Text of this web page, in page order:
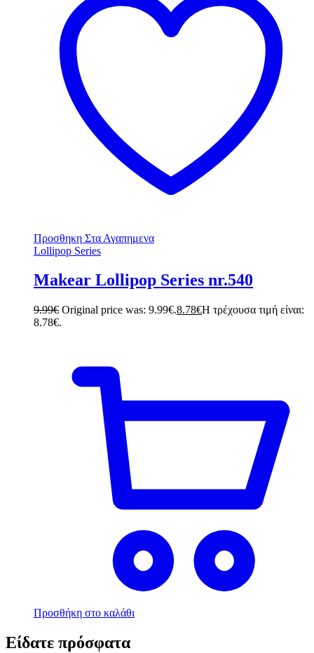
Προσθηκη Στα Αγαπημενα
Lollipop Series
Makear Lollipop Series nr.540
9.99€ Original price was: 9.99€.8.78€Η τρέχουσα τιμή είναι:
8.78€.
Προσθήκη στο καλάθι
Είδατε πρόσφατα